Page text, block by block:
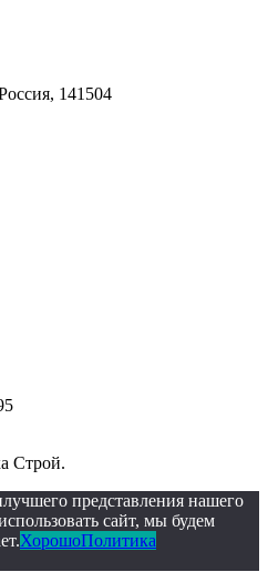
141504
Строй.
представления нашего
сайт, мы будем
ХорошоПолитика